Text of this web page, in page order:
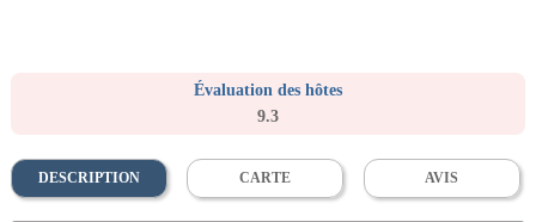
Évaluation des hôtes
9.3
DESCRIPTION CARTE AVIS